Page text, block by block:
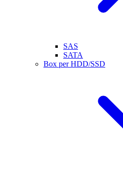
SAS
SATA
Box per HDD/SSD